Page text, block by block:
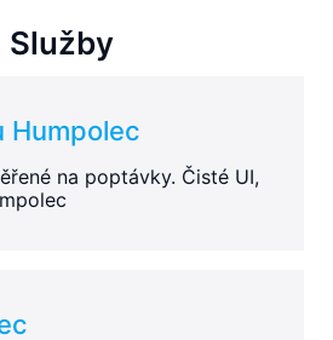
Služby
Humpolec
na poptávky. Čisté UI,